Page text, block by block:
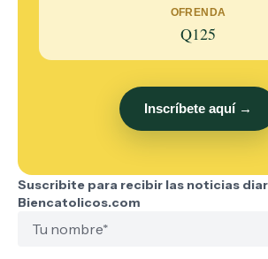
OFRENDA
Q125
Inscríbete aquí →
Suscribite para recibir las noticias
Biencatolicos.com